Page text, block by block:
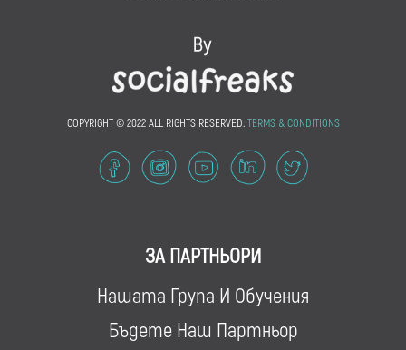
COPYRIGHT © 2022 ALL RIGHTS RESERVED. TERMS & CONDITIONS
ЗА ПАРТНЬОРИ
Нашата Група И Обучения
Бъдете Наш Партньор